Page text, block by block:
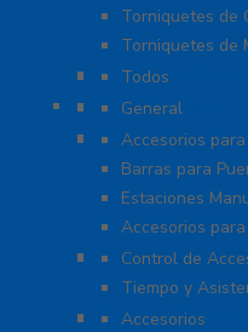
Torniquetes de
Torniquetes de
Teclados
Todos
Refacciones
General
Sistemas de
Accesorios
Barras para
Estaciones
Accesorios
Software De
Control de
Tiempo y
Videoporteros
Accesorios